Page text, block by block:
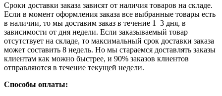
Сроки доставки заказа зависят от наличия товаров на складе.
Если в момент оформления заказа все выбранные товары есть
в наличии, то мы доставим заказ в течение 1–3 дня, в
зависимости от дня недели. Если заказываемый товар
отсутствует на складе, то максимальный срок доставки заказа
может составить 8 недель. Но мы стараемся доставлять заказы
клиентам как можно быстрее, и 90% заказов клиентов
отправляются в течение текущей недели.
Способы оплаты: